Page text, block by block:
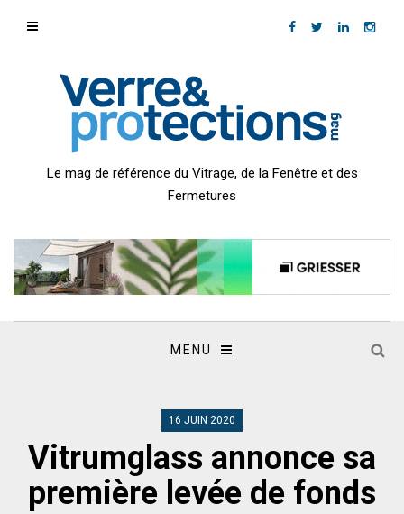
Le mag de référence du Vitrage, de la Fenêtre et des
Fermetures
MENU
16 JUIN 2020
Vitrumglass annonce sa
première levée de fonds